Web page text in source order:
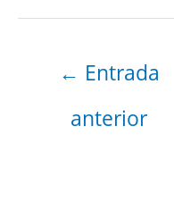
← Entrada
anterior